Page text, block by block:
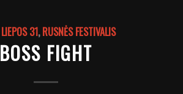
LIEPOS 31,RUSNĖS FESTIVALIS
BOSS FIGHT